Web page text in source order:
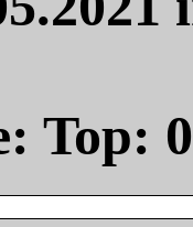
Top: 0